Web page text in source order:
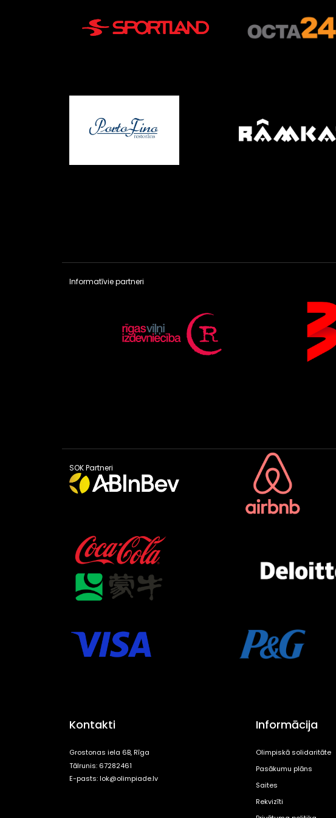
Informatīvie partneri
SOK Partneri
Kontakti
Grostonas iela 6B, Rīga
Tālrunis: 67282461
E-pasts:lok@olimpiade.lv
Informācija
Olimpiskā solidaritāte
Pasākumu plāns
Saites
Rekvizīti